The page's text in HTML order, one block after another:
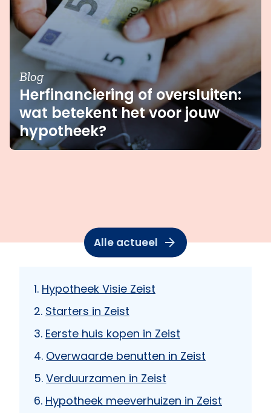
Blog
Herfinanciering of oversluiten:
wat betekent het voor jouw
hypotheek?
Alle actueel
Hypotheek Visie Zeist
Starters in Zeist
Eerste huis kopen in Zeist
Overwaarde benutten in Zeist
Verduurzamen in Zeist
Hypotheek meeverhuizen in Zeist